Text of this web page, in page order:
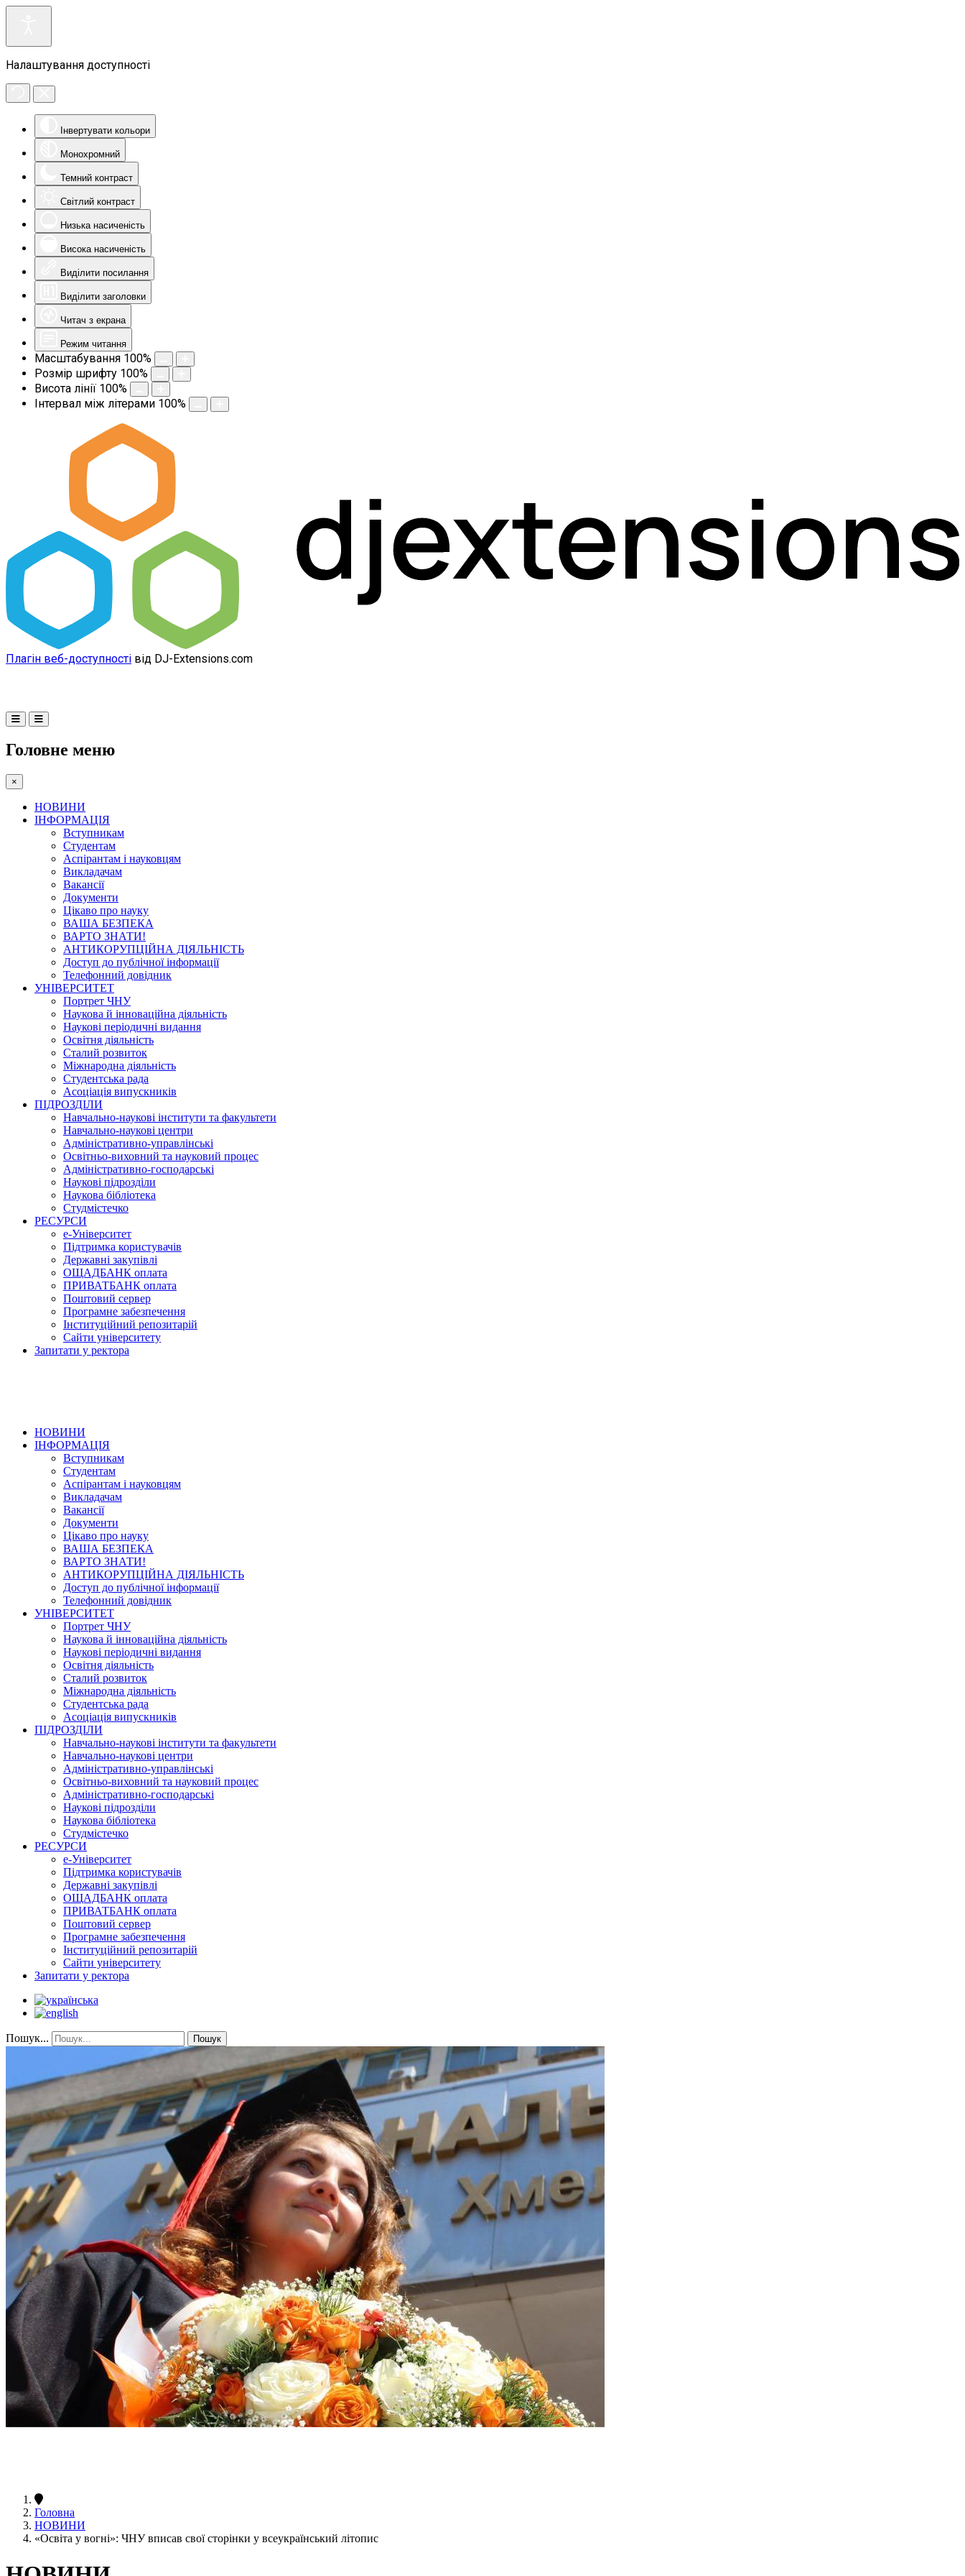
Налаштування доступності
Інвертувати кольори
Монохромний
Темний контраст
Світлий контраст
Низька насиченість
Висока насиченість
Виділити посилання
Виділити заголовки
Читач з екрана
Режим читання
Масштабування 100%
Розмір шрифту 100%
Висота лінії 100%
Інтервал між літерами 100%
Плагін веб-доступності від DJ-Extensions.com
Головне меню
×
НОВИНИ
ІНФОРМАЦІЯ
Вступникам
Студентам
Аспірантам і науковцям
Викладачам
Вакансії
Документи
Цікаво про науку
ВАША БЕЗПЕКА
ВАРТО ЗНАТИ!
АНТИКОРУПЦІЙНА ДІЯЛЬНІСТЬ
Доступ до публічної інформації
Телефонний довідник
УНІВЕРСИТЕТ
Портрет ЧНУ
Наукова й інноваційна діяльність
Наукові періодичні видання
Освітня діяльність
Сталий розвиток
Міжнародна діяльність
Студентська рада
Асоціація випускників
ПІДРОЗДІЛИ
Навчально-наукові інститути та факультети
Навчально-наукові центри
Адміністративно-управлінські
Освітньо-виховний та науковий процес
Адміністративно-господарські
Наукові підрозділи
Наукова бібліотека
Студмістечко
РЕСУРСИ
е-Університет
Підтримка користувачів
Державні закупівлі
ОЩАДБАНК оплата
ПРИВАТБАНК оплата
Поштовий сервер
Програмне забезпечення
Інституційний репозитарій
Сайти університету
Запитати у ректора
НОВИНИ
ІНФОРМАЦІЯ
Вступникам
Студентам
Аспірантам і науковцям
Викладачам
Вакансії
Документи
Цікаво про науку
ВАША БЕЗПЕКА
ВАРТО ЗНАТИ!
АНТИКОРУПЦІЙНА ДІЯЛЬНІСТЬ
Доступ до публічної інформації
Телефонний довідник
УНІВЕРСИТЕТ
Портрет ЧНУ
Наукова й інноваційна діяльність
Наукові періодичні видання
Освітня діяльність
Сталий розвиток
Міжнародна діяльність
Студентська рада
Асоціація випускників
ПІДРОЗДІЛИ
Навчально-наукові інститути та факультети
Навчально-наукові центри
Адміністративно-управлінські
Освітньо-виховний та науковий процес
Адміністративно-господарські
Наукові підрозділи
Наукова бібліотека
Студмістечко
РЕСУРСИ
е-Університет
Підтримка користувачів
Державні закупівлі
ОЩАДБАНК оплата
ПРИВАТБАНК оплата
Поштовий сервер
Програмне забезпечення
Інституційний репозитарій
Сайти університету
Запитати у ректора
Пошук... Пошук
Головна
НОВИНИ
«Освіта у вогні»: ЧНУ вписав свої сторінки у всеукраїнський літопис